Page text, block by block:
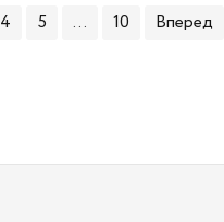
4 5 ... 10 Вперед